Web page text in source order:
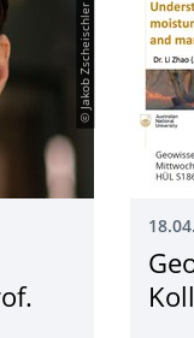
© Jakob Zscheischler